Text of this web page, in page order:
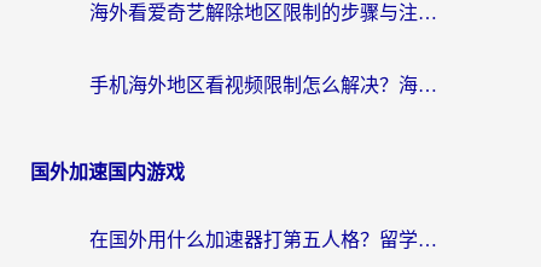
海外看爱奇艺解除地区限制的步骤与注意事项详解：留学生必看的无卡顿追剧指南
手机海外地区看视频限制怎么解决？海外党追剧看片的实用指南
国外加速国内游戏
在国外用什么加速器打第五人格？留学生亲测：这6个功能才是关键！